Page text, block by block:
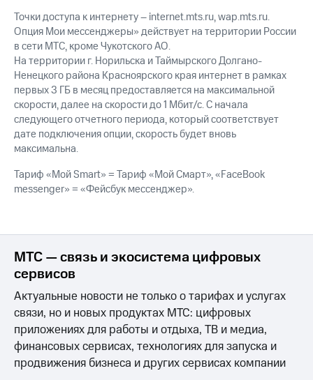
SIM-
карта
для
иностранцев
Оформить
чистый
номер
Выбрать
номер
Перейти
на
eSIM
Для дома
и подключите
ТВ
с выгодным
Выберите
и подключите
ТВ
с выгодным
тарифом
Тарифы
Интернет,
для дома
Личный
кабинет
интернета
и
ТВ
кабинет
спутникового
ТВ
Скачать
приложение
Точки доступа к интернету – internet.mts.ru, wap.mts.ru.
Опция Мои мессенджеры» действует на территории России
в сети МТС, кроме Чукотского АО.
На территории г. Норильска и Таймырского Долгано-
Ненецкого района Красноярского края интернет в рамках
первых 3 ГБ в месяц предоставляется на максимальной
скорости, далее на скорости до 1 Мбит/с. С начала
следующего отчетного периода, который соответствует
дате подключения опции, скорость будет вновь
максимальна.
Тариф «Мой Smart» = Тариф «Мой Смарт», «FaceBook
messenger» = «Фейсбук мессенджер».
МТС — связь и экосистема цифровых
сервисов
Актуальные новости не только о тарифах и услугах
связи, но и новых продуктах МТС: цифровых
приложениях для работы и отдыха, ТВ и медиа,
финансовых сервисах, технологиях для запуска и
продвижения бизнеса и других сервисах компании